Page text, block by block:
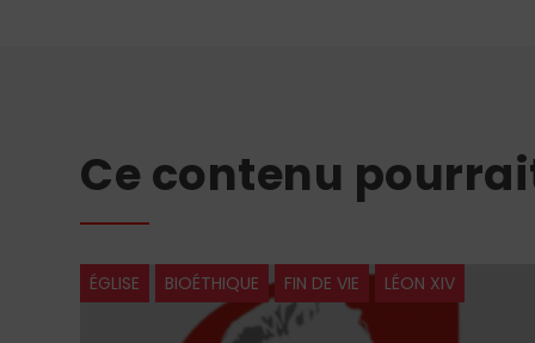
Ce contenu
ÉGLISE BIOÉTHIQUE FIN DE VIE LÉON XIV